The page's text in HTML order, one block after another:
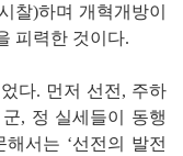
찰)하며 개혁개방이
피력한 것이다.
다. 먼저 선전, 주하
, 정 실세들이 동행
서는 ‘선전의 발전